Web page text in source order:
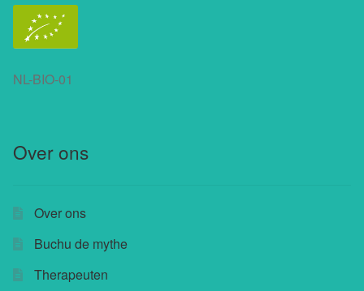
NL-BIO-01
Over ons
Over ons
Buchu de mythe
Therapeuten